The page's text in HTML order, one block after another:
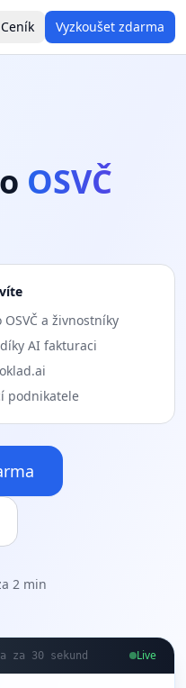
Ceník Vyzkoušet zdarma
OSVČ
a živnostníky
AI fakturaci
podnikatele
2 min
30 sekund Live